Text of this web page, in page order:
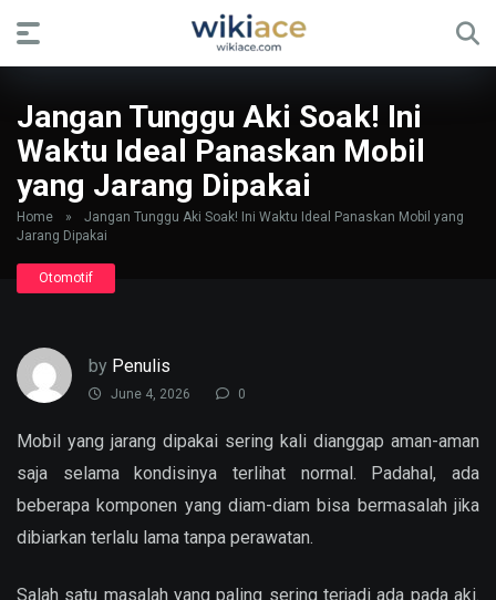
Jangan Tunggu Aki Soak! Ini
Waktu Ideal Panaskan Mobil
yang Jarang Dipakai
Home »
Jangan Tunggu Aki Soak! Ini Waktu Ideal Panaskan Mobil yang
Jarang Dipakai
Otomotif
by Penulis
June 4, 2026 0
Mobil yang jarang dipakai sering kali dianggap aman-aman
saja selama kondisinya terlihat normal. Padahal, ada
beberapa komponen yang diam-diam bisa bermasalah jika
dibiarkan terlalu lama tanpa perawatan.
Salah satu masalah yang paling sering terjadi ada pada aki.